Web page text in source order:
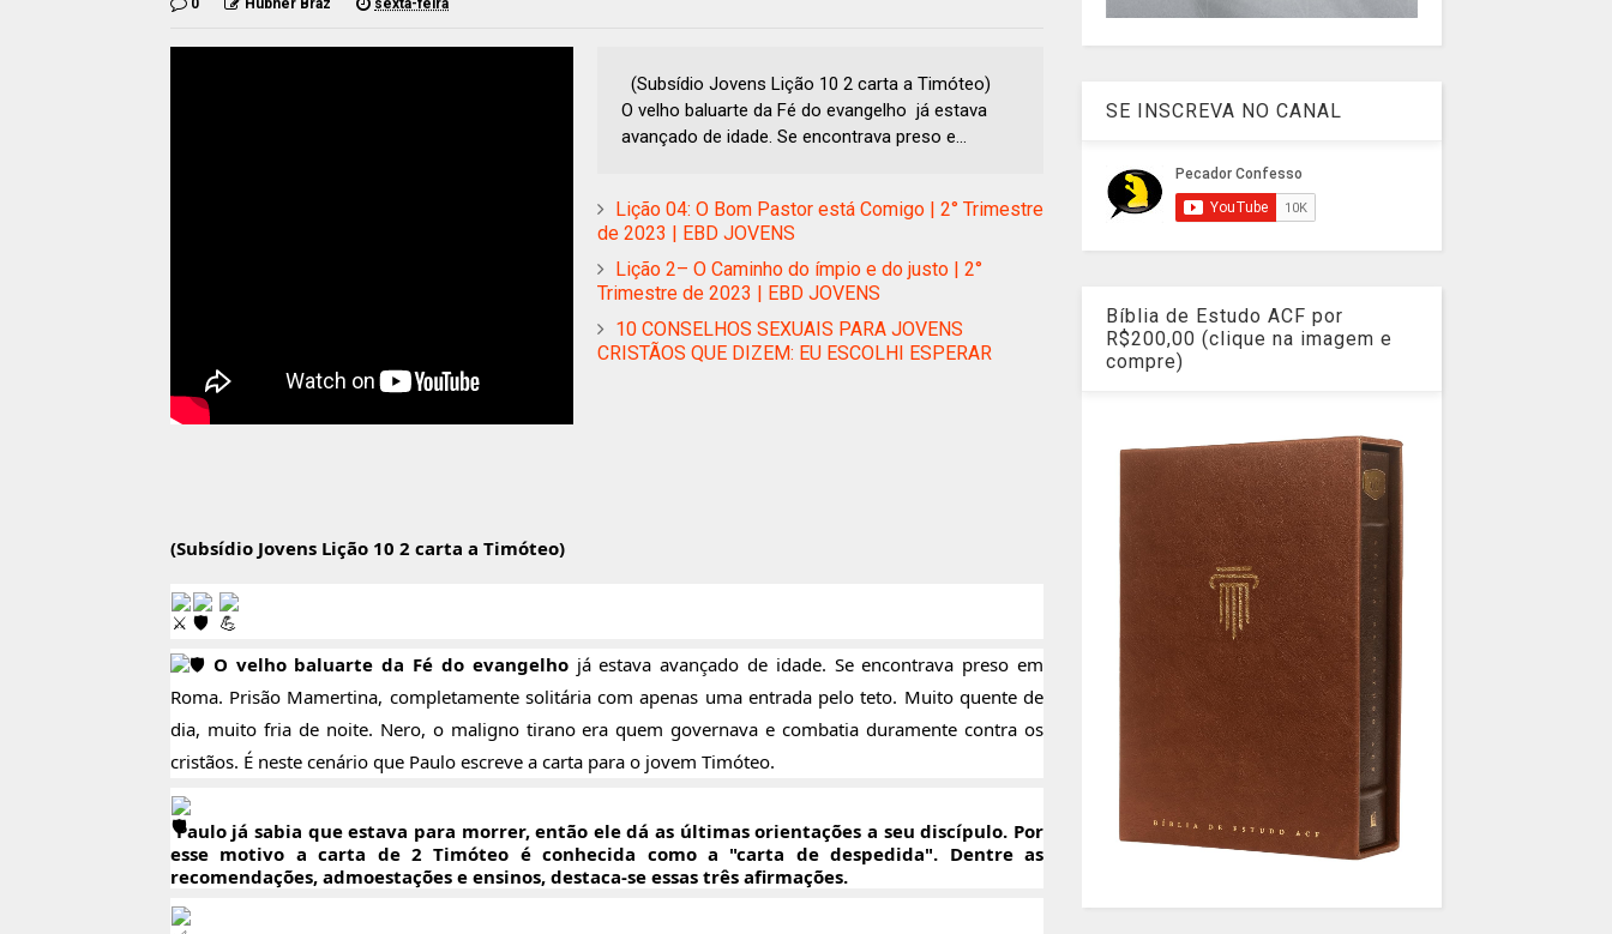
0 Hubner Braz sexta-feira
(Subsídio Jovens Lição 10 2 carta a Timóteo)
O velho baluarte da Fé do evangelho já estava
avançado de idade. Se encontrava preso e...
Lição 04: O Bom Pastor está Comigo | 2° Trimestre
de 2023 | EBD JOVENS
Lição 2– O Caminho do ímpio e do justo | 2°
Trimestre de 2023 | EBD JOVENS
10 CONSELHOS SEXUAIS PARA JOVENS
CRISTÃOS QUE DIZEM: EU ESCOLHI ESPERAR
(Subsídio Jovens Lição 10 2 carta a Timóteo)
O velho baluarte da Fé do evangelhojá estava avançado de idade. Se encontrava preso em
Roma. Prisão Mamertina, completamente solitária com apenas uma entrada pelo teto. Muito quente de
dia, muito fria de noite. Nero, o maligno tirano era quem governava e combatia duramente contra os
cristãos. É neste cenário que Paulo escreve a carta para o jovem Timóteo.
Paulo já sabia que estava para morrer, então ele dá as últimas orientações a seu discípulo. Por
esse motivo a carta de 2 Timóteo é conhecida como a "carta de despedida". Dentre as
recomendações, admoestações e ensinos, destaca-se essas três afirmações.
SE INSCREVA NO CANAL
Bíblia de Estudo ACF por
R$200,00 (clique na imagem e
compre)